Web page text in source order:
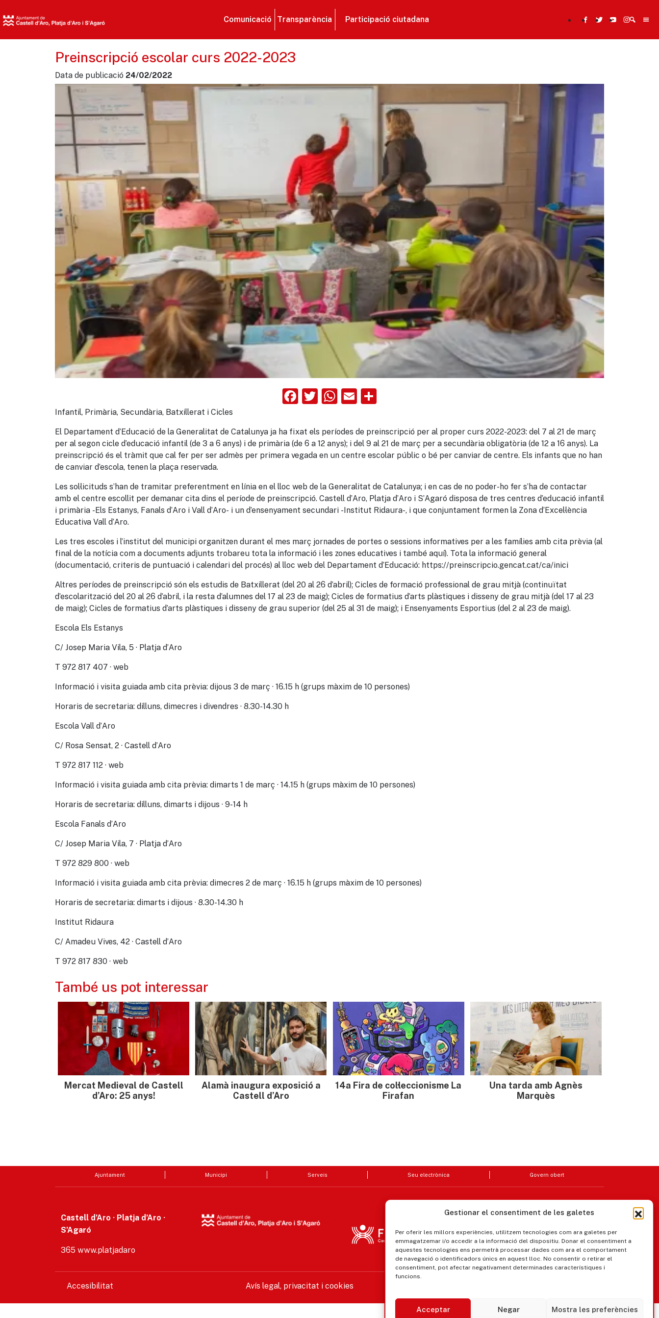
Gestionar el consentiment de les galetes
Per oferir les millors experiències, utilitzem tecnologies com ara galetes per
emmagatzemar i/o accedir a la informació del dispositiu. Donar el consentiment a
aquestes tecnologies ens permetrà processar dades com ara el comportament
de navegació o identificadors únics en aquest lloc. No consentir o retirar el
consentiment, pot afectar negativament determinades característiques i
funcions.
Acceptar Negar Mostra les preferències
Comunicació Transparència Participació ciutadana
Preinscripció escolar curs 2022-2023
Data de publicació 24/02/2022
Facebook
Twitter
WhatsApp
Email
Infantil, Primària, Secundària, Batxillerat i Cicles
El Departament d’Educació de la Generalitat de Catalunya ja ha fixat els períodes de preinscripció per al proper curs 2022-2023: del 7 al 21 de març
per al segon cicle d’educació infantil (de 3 a 6 anys) i de primària (de 6 a 12 anys); i del 9 al 21 de març per a secundària obligatòria (de 12 a 16 anys). La
preinscripció és el tràmit que cal fer per ser admès per primera vegada en un centre escolar públic o bé per canviar de centre. Els infants que no han
de canviar d’escola, tenen la plaça reservada.
Les sol·licituds s’han de tramitar preferentment en línia en el lloc web de la Generalitat de Catalunya; i en cas de no poder-ho fer s’ha de contactar
amb el centre escollit per demanar cita dins el període de preinscripció. Castell d’Aro, Platja d’Aro i S’Agaró disposa de tres centres d’educació infantil
i primària -Els Estanys, Fanals d’Aro i Vall d’Aro- i un d’ensenyament secundari -Institut Ridaura-, i que conjuntament formen la Zona d’Excel·lència
Educativa Vall d’Aro.
Les tres escoles i l’institut del municipi organitzen durant el mes març jornades de portes o sessions informatives per a les famílies amb cita prèvia (al
final de la notícia com a documents adjunts trobareu tota la informació i les zones educatives i també aquí). Tota la informació general
(documentació, criteris de puntuació i calendari del procés) al lloc web del Departament d’Educació: https://preinscripcio.gencat.cat/ca/inici
Altres períodes de preinscripció són els estudis de Batxillerat (del 20 al 26 d’abril); Cicles de formació professional de grau mitjà (continuïtat
d’escolarització del 20 al 26 d’abril, i la resta d’alumnes del 17 al 23 de maig); Cicles de formatius d’arts plàstiques i disseny de grau mitjà (del 17 al 23
de maig); Cicles de formatius d’arts plàstiques i disseny de grau superior (del 25 al 31 de maig); i Ensenyaments Esportius (del 2 al 23 de maig).
Escola Els Estanys
C/ Josep Maria Vila, 5 · Platja d’Aro
T 972 817 407 · web
Informació i visita guiada amb cita prèvia: dijous 3 de març · 16.15 h (grups màxim de 10 persones)
Horaris de secretaria: dilluns, dimecres i divendres · 8.30-14.30 h
Escola Vall d’Aro
C/ Rosa Sensat, 2 · Castell d’Aro
T 972 817 112 · web
Informació i visita guiada amb cita prèvia: dimarts 1 de març · 14.15 h (grups màxim de 10 persones)
Horaris de secretaria: dilluns, dimarts i dijous · 9-14 h
Escola Fanals d’Aro
C/ Josep Maria Vila, 7 · Platja d’Aro
T 972 829 800 · web
Informació i visita guiada amb cita prèvia: dimecres 2 de març · 16.15 h (grups màxim de 10 persones)
Horaris de secretaria: dimarts i dijous · 8.30-14.30 h
Institut Ridaura
C/ Amadeu Vives, 42 · Castell d’Aro
T 972 817 830 · web
També us pot interessar
Mercat Medieval de Castell
d’Aro: 25 anys!
Alamà inaugura exposició a
Castell d’Aro
14a Fira de col·leccionisme La
Firafan
Una tarda amb Agnès
Marquès
Ajuntament Municipi Serveis Seu electrònica Govern obert
Castell d’Aro · Platja d’Aro ·
S’Agaró
365 www.platjadaro
Accesibilitat Avís legal, privacitat i cookies